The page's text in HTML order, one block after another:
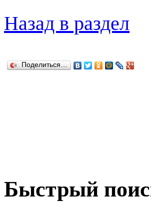
Назад в раздел
Поделиться…
Быстрый